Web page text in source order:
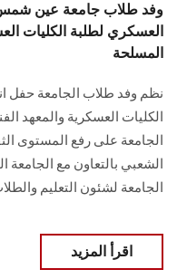
وفد طلاب جامعة عين شمس
العسكري لطلبة الكليات
المسلحة
نظم وفد طلاب الجامعة حفل
الكليات العسكرية والمعهد
الجامعة على رفع المستوى
الشعبي بالتعاون مع
الجامعة لشئون التعليم
اقرأ المزيد